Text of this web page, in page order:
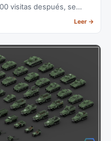
visitas después, se
de la comunidad.Leer →